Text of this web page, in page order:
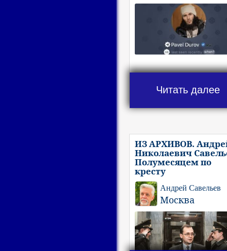
Читать далее
ИЗ АРХИВОВ.
Николаевич
Полумесяцем по
кресту
Андрей Савельев
Москва